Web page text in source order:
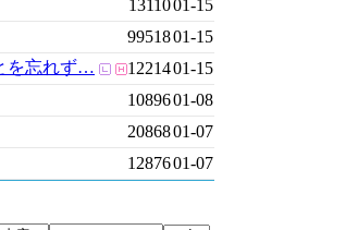
1311001-15
9951801-15
を忘れず… 1221401-15
1089601-08
2086801-07
1287601-07